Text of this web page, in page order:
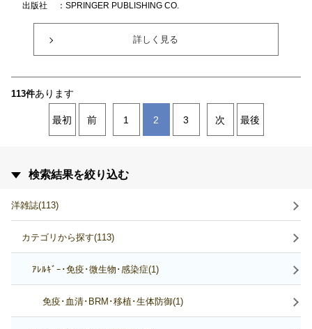
出版社 ：SPRINGER PUBLISHING CO.
詳しく見る
113件あります
最初 前 1 2 3 次 最後
検索結果を絞り込む
洋雑誌(113)
カテゴリから探す(113)
ｱﾚﾙｷﾞｰ･免疫･微生物･感染症(1)
免疫･血清･BRM･移植･生体防御(1)